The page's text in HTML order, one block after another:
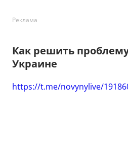
Реклама
Как решить
Украине
https://t.me/novynylive/